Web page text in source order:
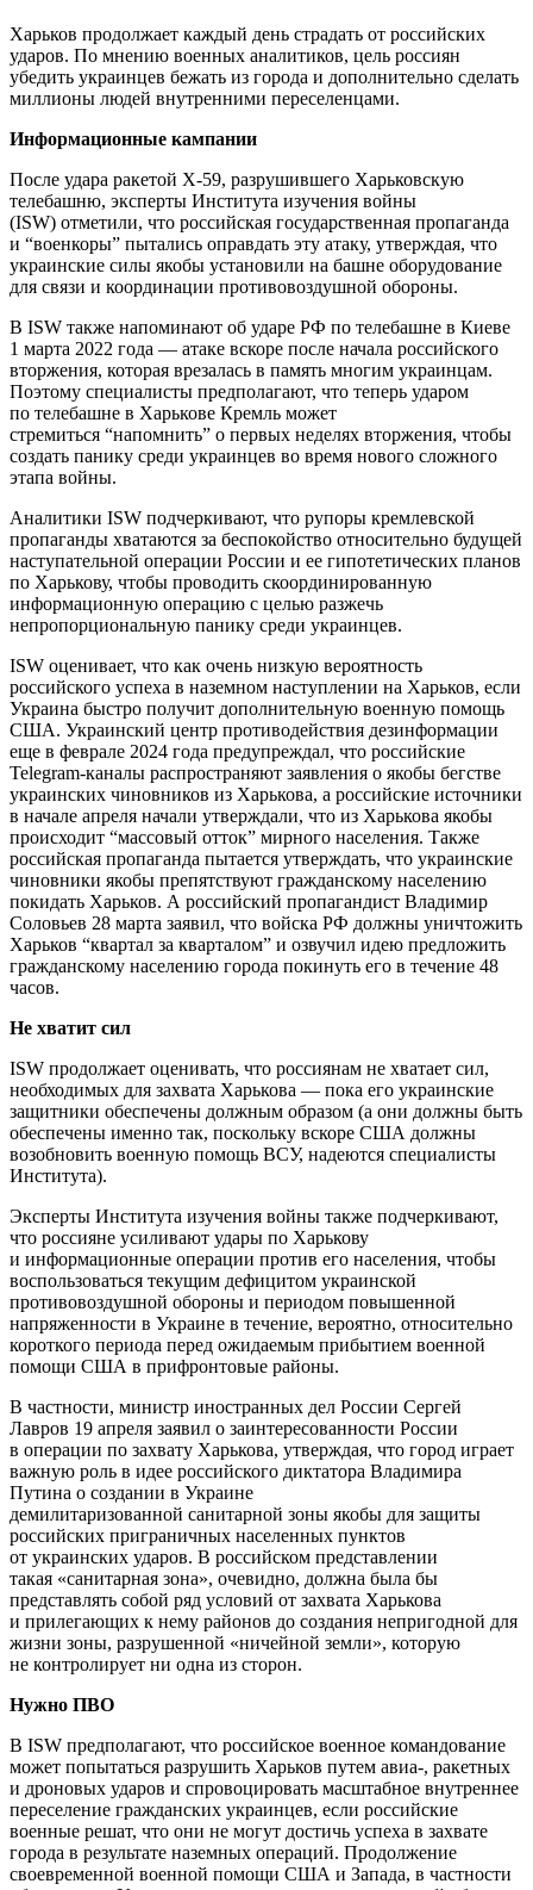
Харьков продолжает каждый день страдать от российских
ударов. По мнению военных аналитиков, цель россиян
убедить украинцев бежать из города и дополнительно сделать
миллионы людей внутренними переселенцами.
Информационные кампании
После удара ракетой Х-59, разрушившего Харьковскую
телебашню, эксперты Института изучения войны
(ISW) отметили, что российская государственная пропаганда
и “военкоры” пытались оправдать эту атаку, утверждая, что
украинские силы якобы установили на башне оборудование
для связи и координации противовоздушной обороны.
В ISW также напоминают об ударе РФ по телебашне в Киеве
1 марта 2022 года — атаке вскоре после начала российского
вторжения, которая врезалась в память многим украинцам.
Поэтому специалисты предполагают, что теперь ударом
по телебашне в Харькове Кремль может
стремиться “напомнить” о первых неделях вторжения, чтобы
создать панику среди украинцев во время нового сложного
этапа войны.
Аналитики ISW подчеркивают, что рупоры кремлевской
пропаганды хватаются за беспокойство относительно будущей
наступательной операции России и ее гипотетических планов
по Харькову, чтобы проводить скоординированную
информационную операцию с целью разжечь
непропорциональную панику среди украинцев.
ISW оценивает, что как очень низкую вероятность
российского успеха в наземном наступлении на Харьков, если
Украина быстро получит дополнительную военную помощь
США. Украинский центр противодействия дезинформации
еще в феврале 2024 года предупреждал, что российские
Telegram-каналы распространяют заявления о якобы бегстве
украинских чиновников из Харькова, а российские источники
в начале апреля начали утверждали, что из Харькова якобы
происходит “массовый отток” мирного населения. Также
российская пропаганда пытается утверждать, что украинские
чиновники якобы препятствуют гражданскому населению
покидать Харьков. А российский пропагандист Владимир
Соловьев 28 марта заявил, что войска РФ должны уничтожить
Харьков “квартал за кварталом” и озвучил идею предложить
гражданскому населению города покинуть его в течение 48
часов.
Не хватит сил
ISW продолжает оценивать, что россиянам не хватает сил,
необходимых для захвата Харькова — пока его украинские
защитники обеспечены должным образом (а они должны быть
обеспечены именно так, поскольку вскоре США должны
возобновить военную помощь ВСУ, надеются специалисты
Института).
Эксперты Института изучения войны также подчеркивают,
что россияне усиливают удары по Харькову
и информационные операции против его населения, чтобы
воспользоваться текущим дефицитом украинской
противовоздушной обороны и периодом повышенной
напряженности в Украине в течение, вероятно, относительно
короткого периода перед ожидаемым прибытием военной
помощи США в прифронтовые районы.
В частности, министр иностранных дел России Сергей
Лавров 19 апреля заявил о заинтересованности России
в операции по захвату Харькова, утверждая, что город играет
важную роль в идее российского диктатора Владимира
Путина о создании в Украине
демилитаризованной санитарной зоны якобы для защиты
российских приграничных населенных пунктов
от украинских ударов. В российском представлении
такая «санитарная зона», очевидно, должна была бы
представлять собой ряд условий от захвата Харькова
и прилегающих к нему районов до создания непригодной для
жизни зоны, разрушенной «ничейной земли», которую
не контролирует ни одна из сторон.
Нужно ПВО
В ISW предполагают, что российское военное командование
может попытаться разрушить Харьков путем авиа-, ракетных
и дроновых ударов и спровоцировать масштабное внутреннее
переселение гражданских украинцев, если российские
военные решат, что они не могут достичь успеха в захвате
города в результате наземных операций. Продолжение
своевременной военной помощи США и Запада, в частности